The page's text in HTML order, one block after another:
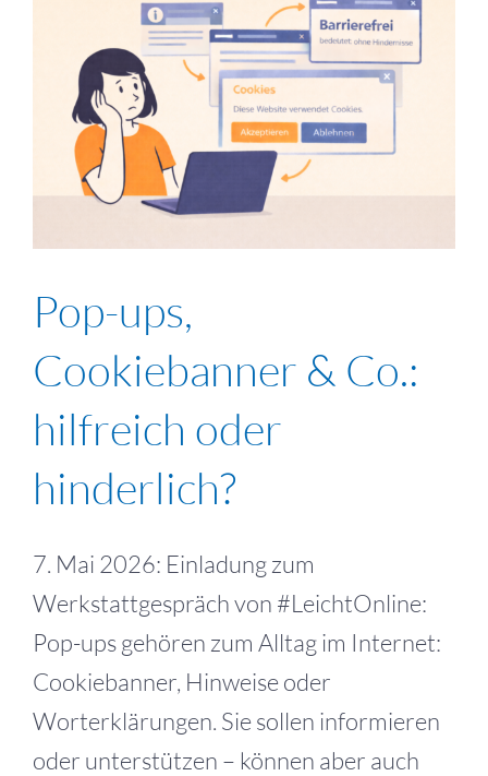
Pop-ups,
Cookiebanner & Co.:
hilfreich oder
hinderlich?
7. Mai 2026: Einladung zum
Werkstattgespräch von #LeichtOnline:
Pop-ups gehören zum Alltag im Internet:
Cookiebanner, Hinweise oder
Worterklärungen. Sie sollen informieren
oder unterstützen – können aber auch